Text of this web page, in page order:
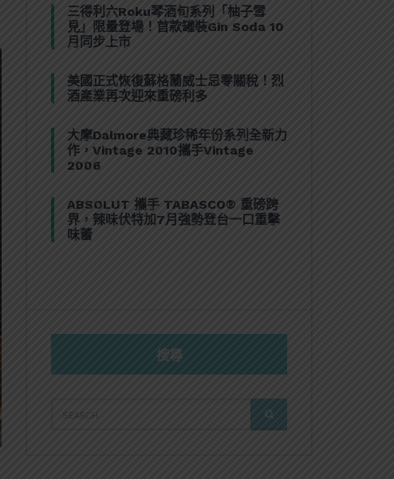
三得利六Roku琴酒旬系列「柚子雪
見」限量登場！首款罐裝Gin Soda 10
月同步上市
美國正式恢復蘇格蘭威士忌零關稅！烈
酒產業再次迎來重磅利多
大摩Dalmore典藏珍稀年份系列全新力
作，Vintage 2010攜手Vintage
2006
ABSOLUT 攜手 TABASCO® 重磅跨
界，辣味伏特加7月強勢登台一口重擊
味蕾
搜尋
FOR:
SEARCH